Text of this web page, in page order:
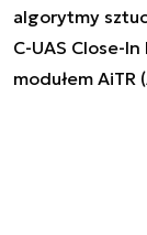
algorytmy
C-UAS Close-
modułem